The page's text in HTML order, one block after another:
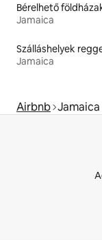
Bérelhető
Jamaica
Szálláshelyek
Jamaica
Airbnb Jamaica